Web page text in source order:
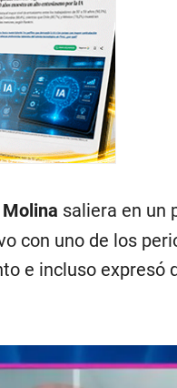
saliera en un
con uno de los
e incluso expresó